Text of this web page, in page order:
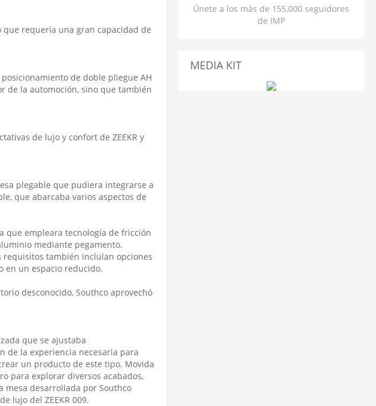
que requería una gran capacidad de
de doble pliegue AH
de la automoción, sino que también
de lujo y confort de ZEEKR y
plegable que pudiera integrarse a
que abarcaba varios aspectos de
que empleara tecnología de fricción
mediante pegamento.
requisitos también incluían opciones
en un espacio reducido.
desconocido, Southco aprovechó
que se ajustaba
de la experiencia necesaria para
un producto de este tipo. Movida
para explorar diversos acabados,
mesa desarrollada por Southco
lujo del ZEEKR 009.
Únete a los más de 155,000 seguidores
de IMP
MEDIA KIT